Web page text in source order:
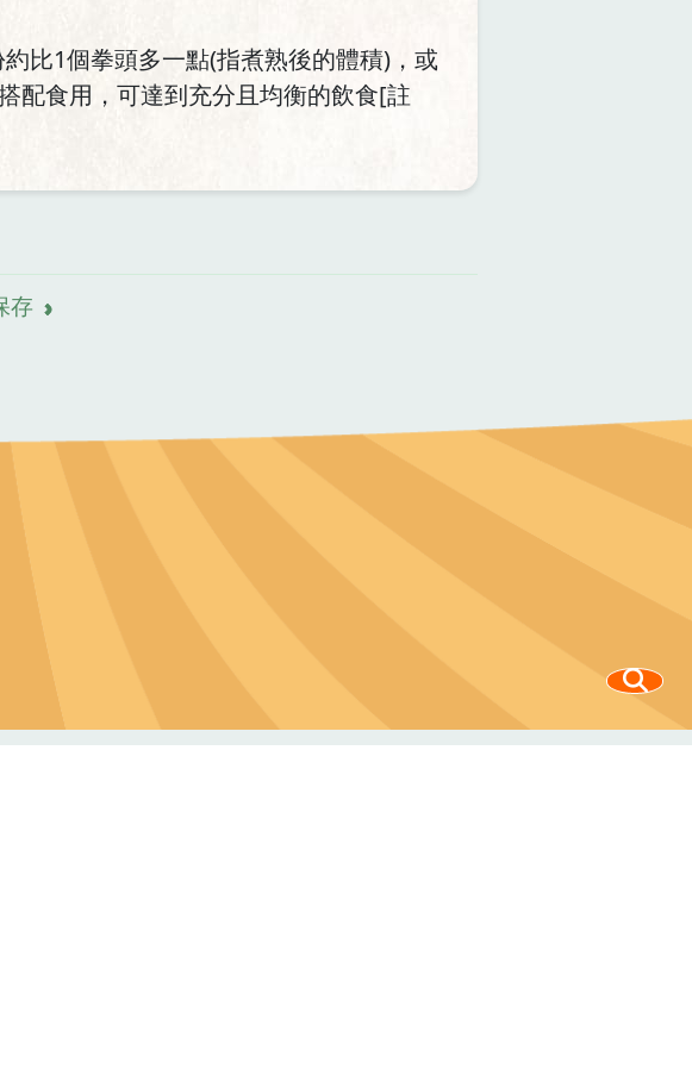
比1個拳頭多一點(指煮熟後的體積)，或
配食用，可達到充分且均衡的飲食[註
存